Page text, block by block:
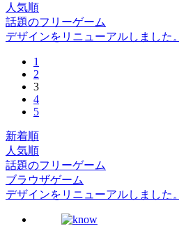
人気順
話題のフリーゲーム
デザインをリニューアルしました。
1
2
3
4
5
新着順
人気順
話題のフリーゲーム
ブラウザゲーム
デザインをリニューアルしました。